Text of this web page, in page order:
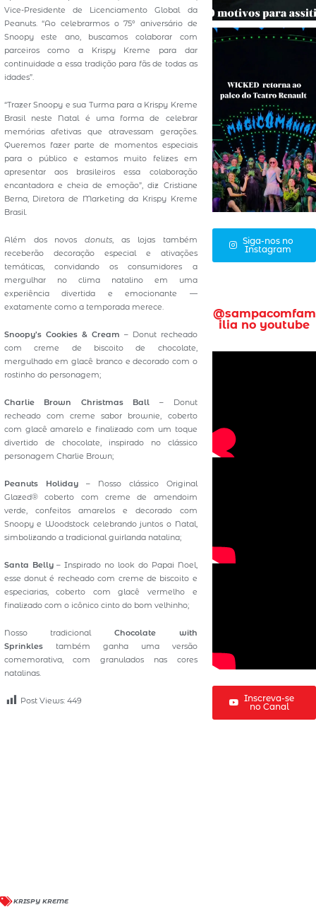
Vice-Presidente de Licenciamento Global da
Peanuts. “Ao celebrarmos o 75º aniversário de
Snoopy este ano, buscamos colaborar com
parceiros como a Krispy Kreme para dar
continuidade a essa tradição para fãs de todas as
idades”.
“Trazer Snoopy e sua Turma para a Krispy Kreme
Brasil neste Natal é uma forma de celebrar
memórias afetivas que atravessam gerações.
Queremos fazer parte de momentos especiais
para o público e estamos muito felizes em
apresentar aos brasileiros essa colaboração
encantadora e cheia de emoção”, diz Cristiane
Berna, Diretora de Marketing da Krispy Kreme
Brasil.
Além dos novosdonuts, as lojas também
receberão decoração especial e ativações
temáticas, convidando os consumidores a
mergulhar no clima natalino em uma
experiência divertida e emocionante —
exatamente como a temporada merece.
Snoopy’s Cookies & Cream – Donut recheado
com creme de biscoito de chocolate,
mergulhado em glacê branco e decorado com o
rostinho do personagem;
Charlie Brown Christmas Ball – Donut
recheado com creme sabor brownie, coberto
com glacê amarelo e finalizado com um toque
divertido de chocolate, inspirado no clássico
personagem Charlie Brown;
Peanuts Holiday– Nosso clássico Original
Glazed® coberto com creme de amendoim
verde, confeitos amarelos e decorado com
Snoopy e Woodstock celebrando juntos o Natal,
simbolizando a tradicional guirlanda natalina;
Santa Belly– Inspirado no look do Papai Noel,
esse donut é recheado com creme de biscoito e
especiarias, coberto com glacê vermelho e
finalizado com o icônico cinto do bom velhinho;
Nosso tradicional Chocolate with
Sprinklestambém ganha uma versão
comemorativa, com granulados nas cores
natalinas.
Post Views: 449
KRISPY KREME
Siga-nos no
Instagram
@sampacomfam
ilia no youtube
Inscreva-se
no Canal